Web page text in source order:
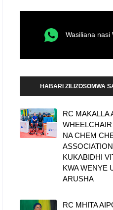
Wasiliana nasi
HABARI ZILIZOSOMWA
RC MAKALLA
NA CHEM
KUKABIDHI
KWA WENYE
ARUSHA
RC MHITA